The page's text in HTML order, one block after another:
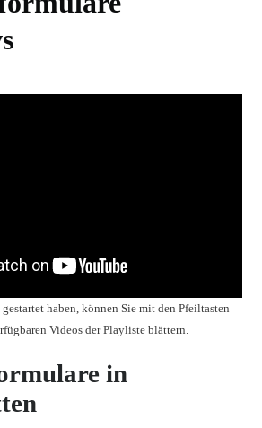
haben, können Sie mit den Pfeiltasten
Videos der Playliste blättern.
in